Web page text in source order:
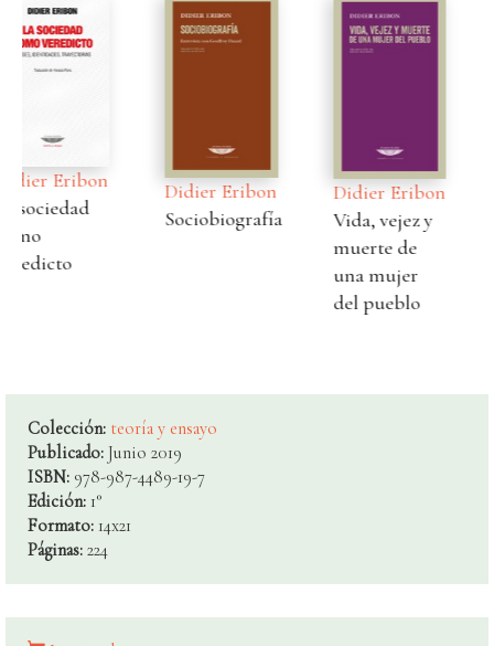
Didier Eribon
Sociobiografía
Didier Eribon
Vida, vejez y
Didier Eribon
Escritos sobre
el
Colección: teoría y ensayo
Publicado: Junio 2019
ISBN: 978-987-4489-19-7
Edición: 1°
Formato: 14x21
Páginas: 224